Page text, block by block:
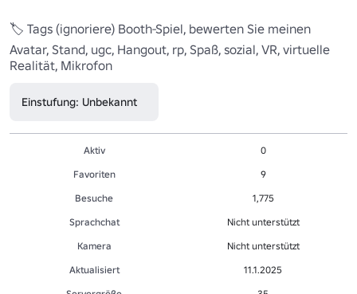
🏷️ Tags (ignoriere) Booth-Spiel, bewerten Sie meinen
Avatar, Stand, ugc, Hangout, rp, Spaß, sozial, VR, virtuelle
Realität, Mikrofon
Einstufung: Unbekannt
Aktiv
0
Favoriten
9
Besuche
1,775
Sprachchat
Nicht unterstützt
Kamera
Nicht unterstützt
Aktualisiert
11.1.2025